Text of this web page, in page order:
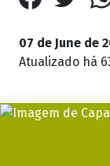
07 de June de
Atualizado há